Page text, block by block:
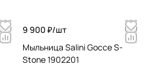
9 900 ₽/шт
Мыльница Salini Gocce S-
Stone 1902201